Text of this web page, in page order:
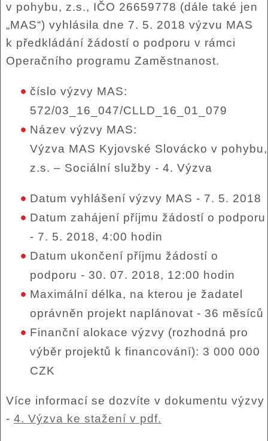
v pohybu, z.s., IČO 26659778 (dále také jen
„MAS“) vyhlásila dne 7. 5. 2018 výzvu MAS
k předkládání žádostí o podporu v rámci
Operačního programu Zaměstnanost.
číslo výzvy MAS:
572/03_16_047/CLLD_16_01_079
Název výzvy MAS:
Výzva MAS Kyjovské Slovácko v pohybu,
z.s. – Sociální služby - 4. Výzva
Datum vyhlášení výzvy MAS - 7. 5. 2018
Datum zahájení příjmu žádostí o podporu
- 7. 5. 2018, 4:00 hodin
Datum ukončení příjmu žádostí o
podporu - 30. 07. 2018, 12:00 hodin
Maximální délka, na kterou je žadatel
oprávněn projekt naplánovat - 36 měsíců
Finanční alokace výzvy (rozhodná pro
výběr projektů k financování): 3 000 000
CZK
Více informací se dozvíte v dokumentu výzvy
- 4. Výzva ke stažení v pdf.